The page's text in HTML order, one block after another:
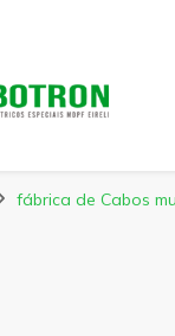
fábrica de Cabos